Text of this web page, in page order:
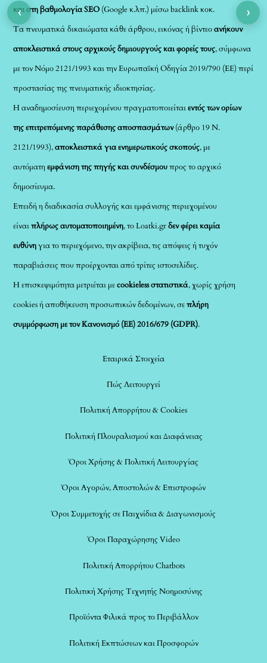
και στη βαθμολογία SEO (Google κ.λπ.) μέσω backlink κοκ.
Τα πνευματικά δικαιώματα κάθε άρθρου, εικόνας ή βίντεοανήκουν
αποκλειστικά στους αρχικούς δημιουργούς και φορείς τους, σύμφωνα
με τον Νόμο 2121/1993 και την Ευρωπαϊκή Οδηγία 2019/790 (ΕΕ) περί
προστασίας της πνευματικής ιδιοκτησίας.
Η αναδημοσίευση περιεχομένου πραγματοποιείταιεντός των ορίων
της επιτρεπόμενης παράθεσης αποσπασμάτων(άρθρο 19 Ν.
2121/1993),αποκλειστικά για ενημερωτικούς σκοπούς, με
αυτόματηεμφάνιση της πηγής και συνδέσμουπρος το αρχικό
δημοσίευμα.
Επειδή η διαδικασία συλλογής και εμφάνισης περιεχομένου
είναιπλήρως αυτοματοποιημένη, το Loatki.grδεν φέρει καμία
ευθύνηγια το περιεχόμενο, την ακρίβεια, τις απόψεις ή τυχόν
παραβιάσεις που προέρχονται από τρίτες ιστοσελίδες.
Η επισκεψιμότητα μετριέται μεcookieless στατιστικά, χωρίς χρήση
cookies ή αποθήκευση προσωπικών δεδομένων, σεπλήρη
συμμόρφωση με τον Κανονισμό (ΕΕ) 2016/679 (GDPR).
Εταιρικά Στοιχεία
Πώς Λειτουργεί
Πολιτική Απορρήτου & Cookies
Πολιτική Πλουραλισμού και Διαφάνειας
Όροι Χρήσης & Πολιτική Λειτουργίας
Όροι Αγορών, Αποστολών & Επιστροφών
Όροι Συμμετοχής σε Παιχνίδια & Διαγωνισμούς
Όροι Παραχώρησης Video
Πολιτική Απορρήτου Chatbots
Πολιτική Χρήσης Τεχνητής Νοημοσύνης
Προϊόντα Φιλικά προς το Περιβάλλον
Πολιτική Εκπτώσεων και Προσφορών
‹ ›